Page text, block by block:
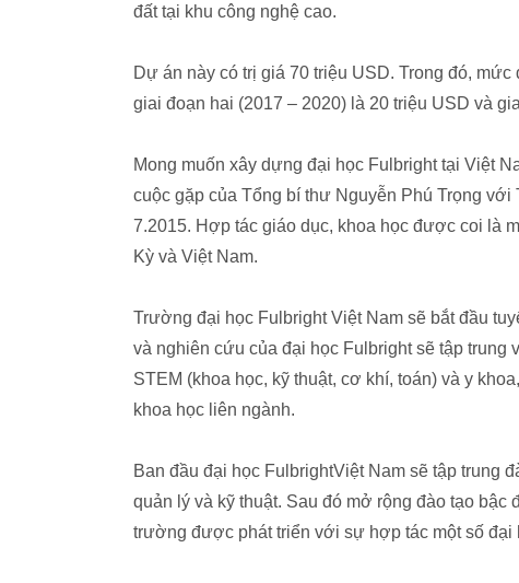
đất tại khu công nghệ cao.
Dự án này có trị giá 70 triệu USD. Trong đó,
giai đoạn hai (2017 – 2020) là 20 triệu USD và
Mong muốn xây dựng đại học Fulbright tại Việt
cuộc gặp của Tổng bí thư Nguyễn Phú Trọng
7.2015. Hợp tác giáo dục, khoa học được coi là
Kỳ và Việt Nam.
Trường đại học Fulbright Việt Nam sẽ bắt đầu
và nghiên cứu của đại học Fulbright sẽ tập trung
STEM (khoa học, kỹ thuật, cơ khí, toán) và y
khoa học liên ngành.
Ban đầu đại học FulbrightViệt Nam sẽ tập trung
quản lý và kỹ thuật. Sau đó mở rộng đào tạo
trường được phát triển với sự hợp tác một số đại